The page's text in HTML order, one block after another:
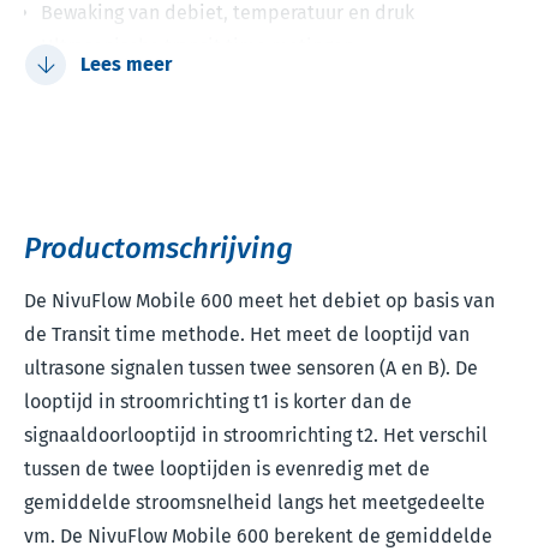
Bewaking van debiet, temperatuur en druk
Extreem lange batterijlevensduur
Lees meer
Productomschrijving
De NivuFlow Mobile 600 meet het debiet op basis van
de Transit time methode. Het meet de looptijd van
ultrasone signalen tussen twee sensoren (A en B). De
looptijd in stroomrichting t1 is korter dan de
signaaldoorlooptijd in stroomrichting t2. Het verschil
tussen de twee looptijden is evenredig met de
gemiddelde stroomsnelheid langs het meetgedeelte
vm. De NivuFlow Mobile 600 berekent de gemiddelde